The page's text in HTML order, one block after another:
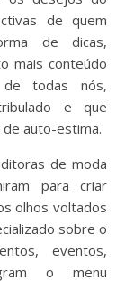
de quem
de dicas,
mais conteúdo
de todas nós,
e que
auto-estima.
de moda
para criar
olhos voltados
sobre o
eventos,
o menu